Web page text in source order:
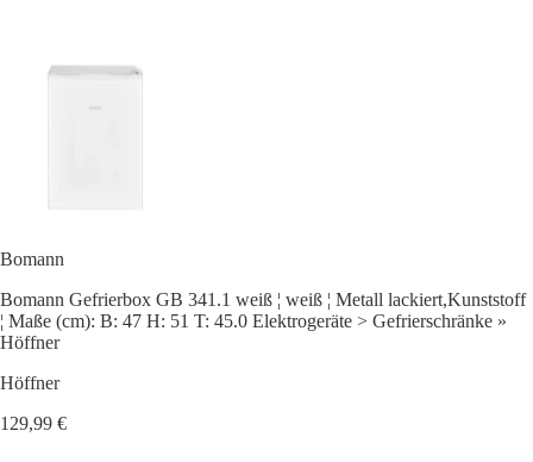
Bomann
Bomann Gefrierbox GB 341.1 weiß ¦ weiß ¦ Metall lackiert,Kunststoff
¦ Maße (cm): B: 47 H: 51 T: 45.0 Elektrogeräte > Gefrierschränke »
Höffner
Höffner
129,99 €